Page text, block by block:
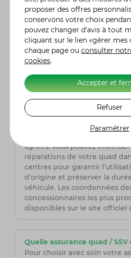
Kymco ?
Kymco propose
constructeur de 2 ans sur ses
Cependant, la durée et les
varier selon les pays ou les
conseillé de vérifier auprès de
spécifiques à votre modèle.
Où puis-je entretenir ou
Kymco ?
Kymco dispose d’un réseau
agréés. Vous pouvez
réparations de votre quad
centres pour garantir
d’origine et préserver la
véhicule. Les coordonnées
concessionnaires les plus
disponibles sur le site officiel
Quelle assurance quad / SSV
Pour choisir avec soin votre
proposer des offres
conservons votre choix
pouvez changer d’avis à tout
cliquant sur le lien «gérer mes
chaque page ou consulter
cookies.
Accepter et
Refuser
Paramétrer